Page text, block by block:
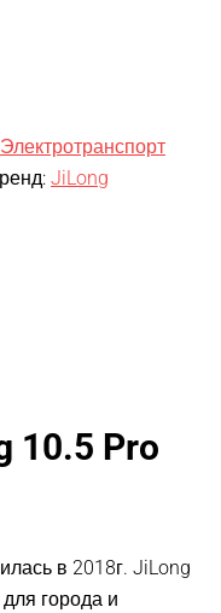
Электротранспорт
JiLong
10.5 Pro
в 2018г. JiLong
города и